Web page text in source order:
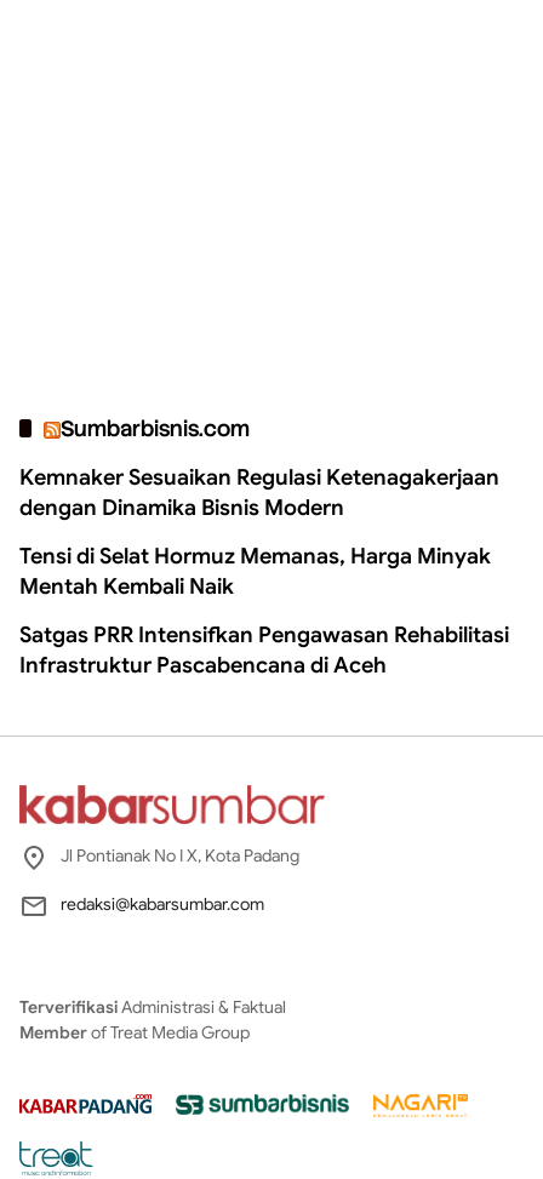
Sumbarbisnis.com
Kemnaker Sesuaikan Regulasi Ketenagakerjaan
dengan Dinamika Bisnis Modern
Tensi di Selat Hormuz Memanas, Harga Minyak
Mentah Kembali Naik
Satgas PRR Intensifkan Pengawasan Rehabilitasi
Infrastruktur Pascabencana di Aceh
Jl Pontianak No I X, Kota Padang
redaksi@kabarsumbar.com
TerverifikasiAdministrasi & Faktual
Memberof Treat Media Group